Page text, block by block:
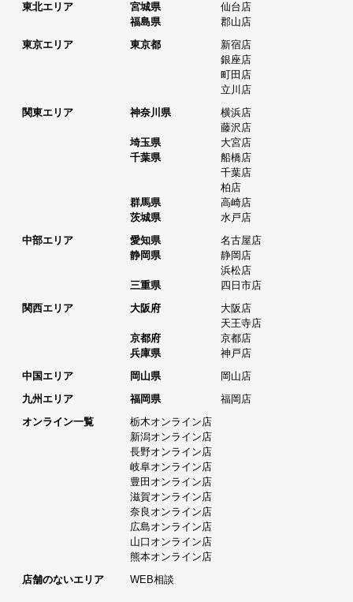
東北エリア
宮城県
仙台店
福島県
郡山店
東京エリア
東京都
新宿店
銀座店
町田店
立川店
関東エリア
神奈川県
横浜店
藤沢店
埼玉県
大宮店
千葉県
船橋店
千葉店
柏店
群馬県
高崎店
茨城県
水戸店
中部エリア
愛知県
名古屋店
静岡県
静岡店
浜松店
三重県
四日市店
関西エリア
大阪府
大阪店
天王寺店
京都府
京都店
兵庫県
神戸店
中国エリア
岡山県
岡山店
九州エリア
福岡県
福岡店
オンライン一覧
栃木オンライン店
新潟オンライン店
長野オンライン店
岐阜オンライン店
豊田オンライン店
滋賀オンライン店
奈良オンライン店
広島オンライン店
山口オンライン店
熊本オンライン店
店舗のないエリア
WEB相談